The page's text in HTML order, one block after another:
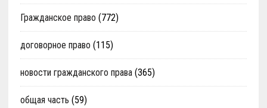
Гражданское право (772)
договорное право (115)
новости гражданского права(365)
общая часть (59)